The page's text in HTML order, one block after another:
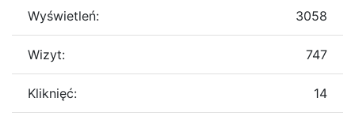
Wyświetleń: 3058
Wizyt: 747
Kliknięć: 14